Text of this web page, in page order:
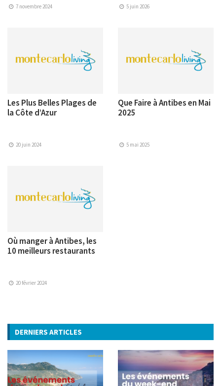
7 novembre 2024 5 juin 2026
Les Plus Belles Plages de
la Côte d’Azur
20 juin 2024
Que Faire à Antibes en Mai
2025
5 mai 2025
Où manger à Antibes, les
10 meilleurs restaurants
20 février 2024
DERNIERS ARTICLES